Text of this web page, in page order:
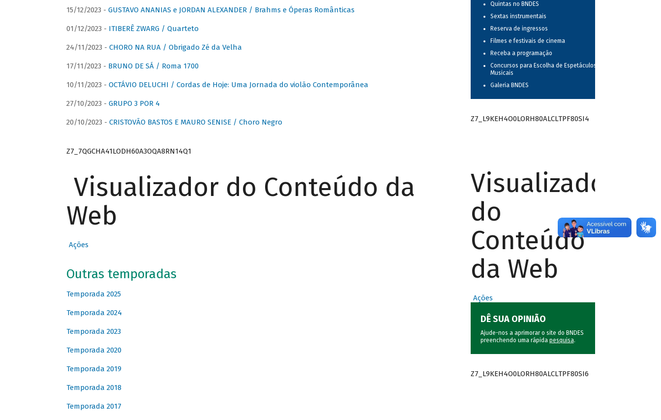
15/12/2023 - GUSTAVO ANANIAS e JORDAN ALEXANDER / Brahms e Óperas Românticas
01/12/2023 - ITIBERÊ ZWARG / Quarteto
24/11/2023 - CHORO NA RUA / Obrigado Zé da Velha
17/11/2023 - BRUNO DE SÁ / Roma 1700
10/11/2023 - OCTÁVIO DELUCHI / Cordas de Hoje: Uma Jornada do violão Contemporânea
27/10/2023 - GRUPO 3 POR 4
20/10/2023 - CRISTOVÃO BASTOS E MAURO SENISE / Choro Negro
Z7_7QGCHA41LODH60A3OQA8RN14Q1
Visualizador do Conteúdo da
Web
Ações
Outras temporadas
Temporada 2025
Temporada 2024
Temporada 2023
Temporada 2020
Temporada 2019
Temporada 2018
Temporada 2017
Quintas no BNDES
Sextas instrumentais
Reserva de ingressos
Filmes e festivais de cinema
Receba a programação
Concursos para Escolha de Espetáculos
Musicais
Galeria BNDES
Z7_L9KEH4O0LORH80ALCLTPF80SI4
Visualizador
do
Conteúdo
da Web
Ações
DÊ SUA OPINIÃO
Ajude-nos a aprimorar o site do BNDES
preenchendo uma rápida pesquisa.
Z7_L9KEH4O0LORH80ALCLTPF80SI6